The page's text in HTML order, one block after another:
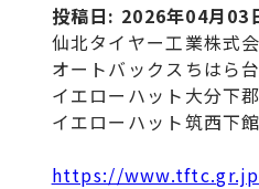
投稿日: 2026年04月03
仙北タイヤー工業株式
オートバックスちはら
イエローハット大分下
イエローハット筑西下
https://